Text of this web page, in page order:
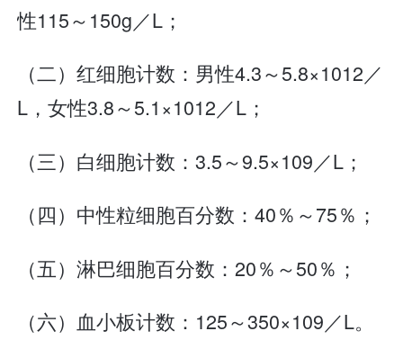
性115～150g／L；
（二）红细胞计数：男性4.3～5.8×1012／
L，女性3.8～5.1×1012／L；
（三）白细胞计数：3.5～9.5×109／L；
（四）中性粒细胞百分数：40％～75％；
（五）淋巴细胞百分数：20％～50％；
（六）血小板计数：125～350×109／L。